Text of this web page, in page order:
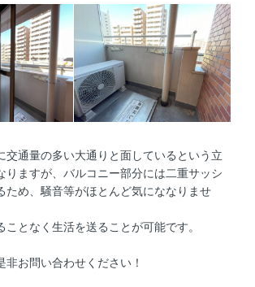
交通量の多い大通りと面しているという立
りますが、バルコニー部分には二重サッシ
ため、騒音等がほとんど気にななりませ
ことなく生活を送ることが可能です。
非お問い合わせください！